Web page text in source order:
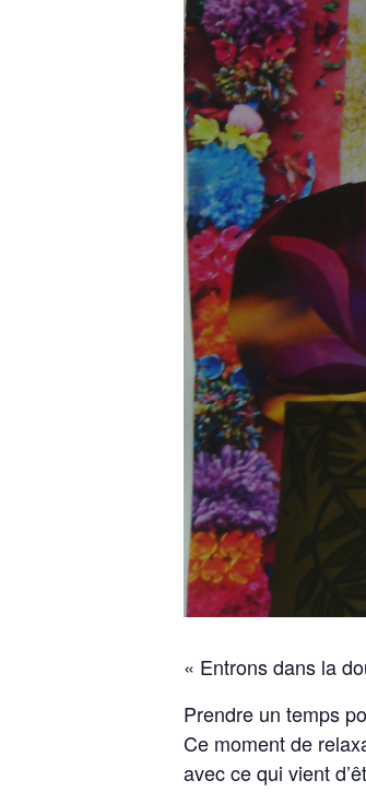
« Entrons dans la
Prendre un temps
Ce moment de
avec ce qui vient